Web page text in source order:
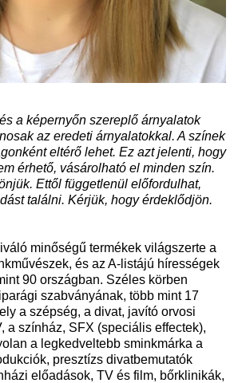
a képernyőn szereplő árnyalatok
az eredeti árnyalatokkal. A színek
eltérő lehet. Ez azt jelenti, hogy
érhető, vásárolható el minden szín.
Ettől függetlenül előfordulhat,
találni. Kérjük, hogy érdeklődjön.
minőségű termékek világszerte a
és az A-listájú hírességek
90 országban. Széles körben
szabványának, több mint 17
a szépség, a divat, javító orvosi
a színház, SFX (speciális effectek),
a legkedveltebb sminkmárka a
presztízs divatbemutatók
előadások, TV és film, bőrklinikák,